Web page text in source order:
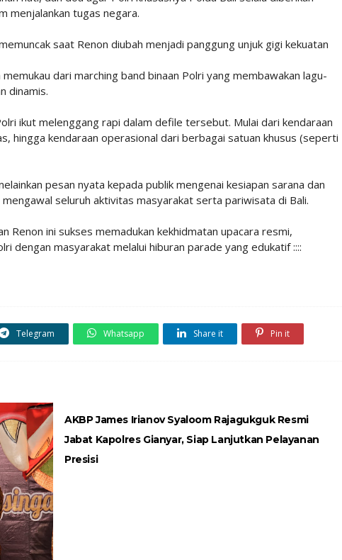
menjalankan tugas negara.
saat Renon diubah menjadi panggung unjuk gigi kekuatan
dari marching band binaan Polri yang membawakan lagu-
dinamis.
ikut melenggang rapi dalam defile tersebut. Mulai dari kendaraan
hingga kendaraan operasional dari berbagai satuan khusus (seperti
pesan nyata kepada publik mengenai kesiapan sarana dan
seluruh aktivitas masyarakat serta pariwisata di Bali.
Renon ini sukses memadukan kekhidmatan upacara resmi,
dengan masyarakat melalui hiburan parade yang edukatif ::::
Telegram Whatsapp Share it Pin it
AKBP James Irianov Syaloom Rajagukguk Resmi
Jabat Kapolres Gianyar, Siap Lanjutkan Pelayanan
Presisi